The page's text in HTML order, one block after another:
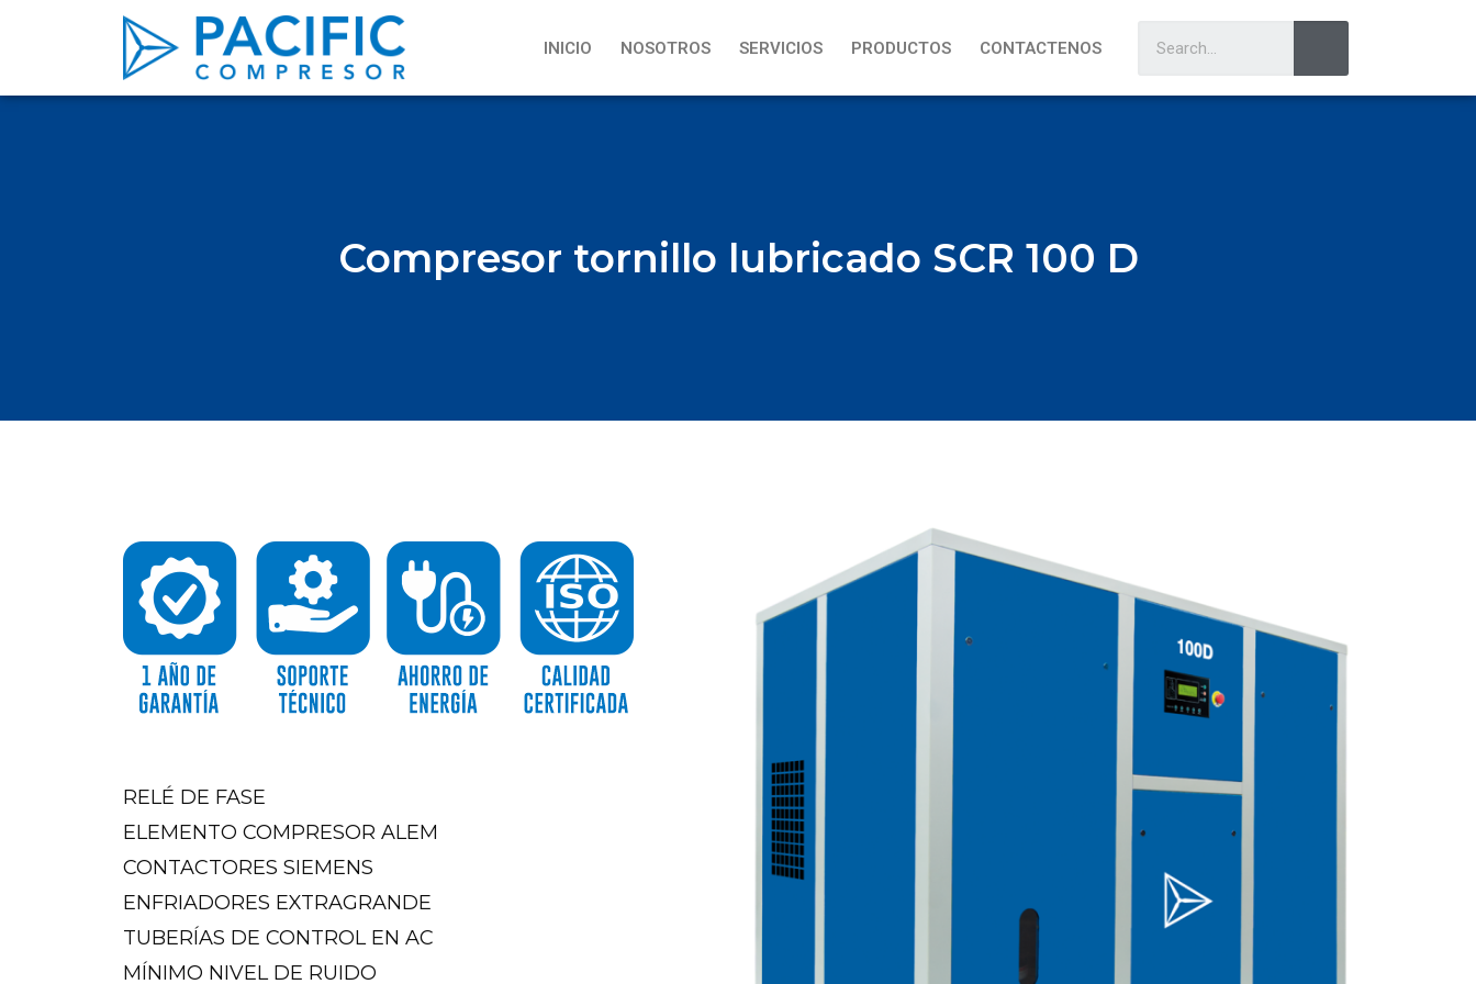
INICIO NOSOTROS SERVICIOS PRODUCTOS CONTACTENOS
Compresor tornillo lubricado SCR 100 D
RELÉ DE FASE
ELEMENTO COMPRESOR ALEM
CONTACTORES SIEMENS
ENFRIADORES EXTRAGRANDE
TUBERÍAS DE CONTROL EN AC
MÍNIMO NIVEL DE RUIDO